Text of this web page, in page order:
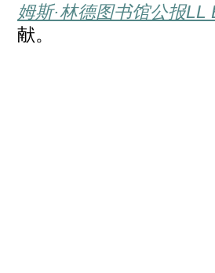
姆斯·林德图书馆公报LL
献。